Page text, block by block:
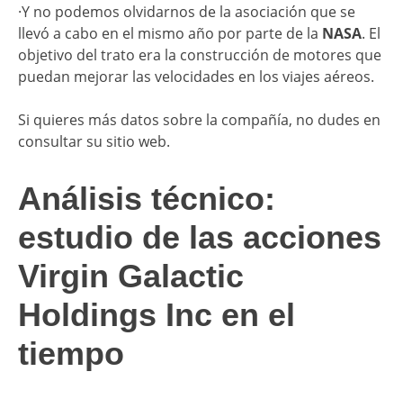
·Y no podemos olvidarnos de la asociación que se
llevó a cabo en el mismo año por parte de la NASA. El
objetivo del trato era la construcción de motores que
puedan mejorar las velocidades en los viajes aéreos.
Si quieres más datos sobre la compañía, no dudes en
consultar su sitio web.
Análisis técnico:
estudio de las acciones
Virgin Galactic
Holdings Inc en el
tiempo